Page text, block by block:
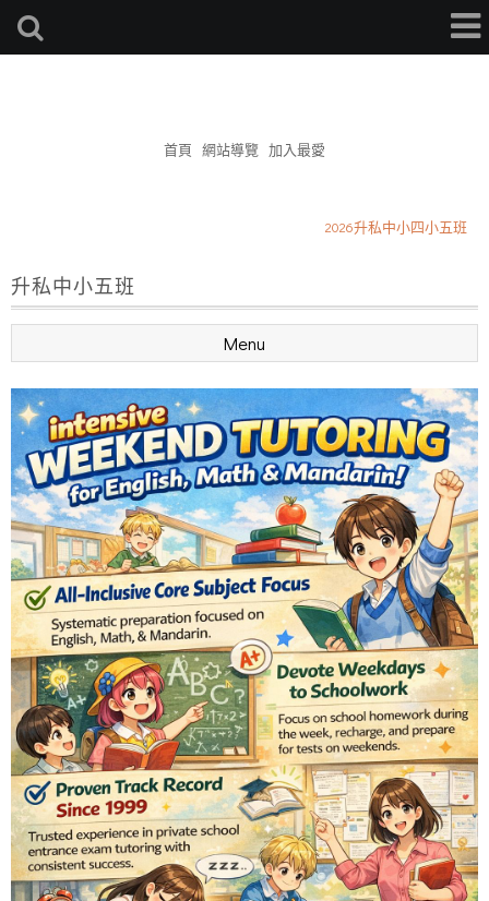
首頁 網站導覽 加入最愛
小六升敦化國中先修補習開跑了
星期三作敦化國小學區作文
星期三作敦化國小學區作文
升私中小五班
Menu